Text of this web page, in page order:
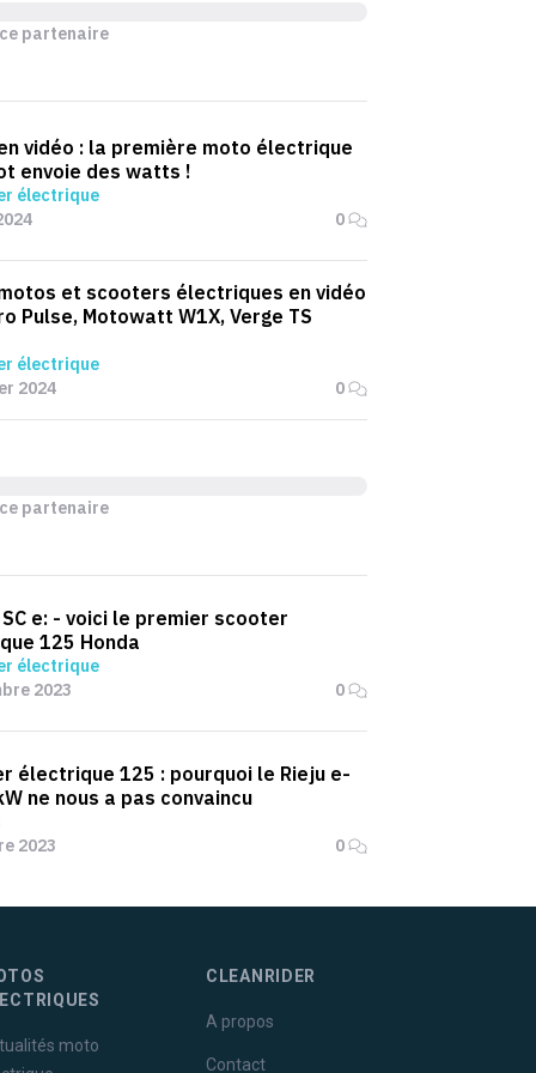
partenaire
en vidéo : la première moto électrique
envoie des watts !
électrique
0
motos et scooters électriques en vidéo
Pulse, Motowatt W1X, Verge TS
électrique
2024
0
partenaire
SC e: - voici le premier scooter
125 Honda
électrique
2023
0
électrique 125 : pourquoi le Rieju e-
ne nous a pas convaincu
2023
0
moto
CLEANRIDER
A propos
Contact